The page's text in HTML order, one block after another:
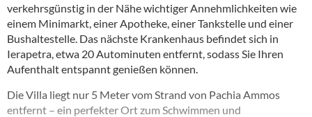
verkehrsgünstig in der Nähe wichtiger Annehmlichkeiten wie
einem Minimarkt, einer Apotheke, einer Tankstelle und einer
Bushaltestelle. Das nächste Krankenhaus befindet sich in
Ierapetra, etwa 20 Autominuten entfernt, sodass Sie Ihren
Aufenthalt entspannt genießen können.
Die Villa liegt nur 5 Meter vom Strand von Pachia Ammos
entfernt – ein perfekter Ort zum Schwimmen und